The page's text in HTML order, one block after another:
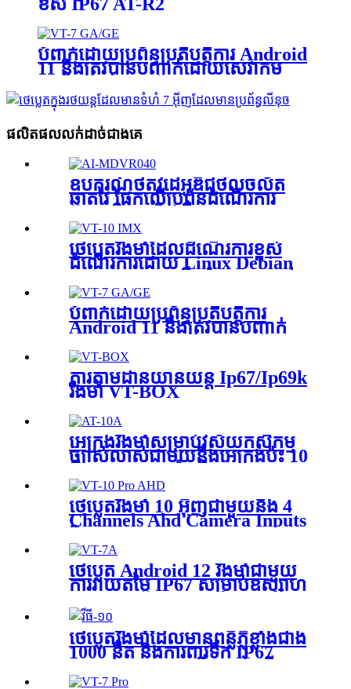
បំពាក់ដោយប្រព័ន្ធប្រតិបត្តិការ Android
11 និងត្រូវបានបញ្ជាក់ដោយសេវាកម្ម
ទូរស័ព្ទរបស់ Google Vt-7 Ge/Ga
គឺជាថេប្លេតដែលមានមុខងារសម្បូរបែប
ដែលអាចអនុវត្តបានចំពោះឧស្សាហកម្ម
ផ្សេងៗ VT-7 GA/GE 副本
ផលិតផលលក់ដាច់ជាងគេ
ឧបករណ៍ថតវីដេអូឌីជីថលចល័ត
ឆ្លាតវៃ ផ្អែកលើប្រព័ន្ធដំណើរការ
ជាមួយទម្រង់វីដេអូ និងសំឡេង
H.264/H.265 កំណត់រចនាសម្ព័ន្ធ
ជាមួយ Gps, Lte Fdd និងការ
ផ្ទុកកាត Sd សម្រាប់ដំណោះស្រាយ
Telematics AI-MDVR040
ថេប្លេតរឹងមាំដែលដំណើរការខ្ពស់
ដំណើរការដោយ Linux Debian
Abudant Taliored សម្រាប់ប្រព័ន្ធ
កសិកម្ម និងឧបករណ៍ប្រើប្រាស់យាន
យន្ត VT-10 IMX
បំពាក់ដោយប្រព័ន្ធប្រតិបត្តិការ
Android 11 និងត្រូវបានបញ្ជាក់
Vt-7 Ge/Ga គឺជាថេប្លេតដែលមាន
មុខងារសម្បូរបែបដែលអាចអនុវត្ត
បានចំពោះឧស្សាហកម្មផ្សេងៗ VT-7
GA/GE
ការតាមដានយានយន្ត Ip67/Ip69k
រឹងមាំ VT-BOX
អេក្រង់រឹងមាំសម្រាប់វិស័យកសិកម្ម
ច្បាស់លាស់ជាមួយនឹងអេក្រង់ប៉ះ 10
អ៊ីង 1000 nits ដំណើរការ Octa-
core 2.0 GHz និង Adreno 506
GPU
ថេប្លេតរឹងមាំ 10 អ៊ីញជាមួយនឹង 4
Channels Ahd Camera Inputs
និង Ai Argorithm (Adas &
Dms) សម្រាប់ប្រព័ន្ធបើកបរ
សុវត្ថិភាពជំនួយ VT-10 Pro AHD
ថេប្លេត Android 12 រឹងមាំជាមួយ
ការវាយតម្លៃ IP67 សម្រាប់ឧស្សាហ
កម្មផ្សេងៗ VT-7A
ថេប្លេតរឹងមាំដែលមានពន្លឺភ្លឺខ្លាំងជាង
1000 នីត និងការពារទឹក IP67
សម្រាប់រថយន្តក្នុង និងក្រៅ ប្រើក្នុង
ការគ្រប់គ្រងកងនាវា និងប្រព័ន្ធ